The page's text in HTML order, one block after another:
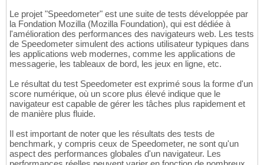
Le projet "Speedometer" est une suite de tests développée par
la Fondation Mozilla (Mozilla Foundation), qui est dédiée à
l'amélioration des performances des navigateurs web. Les tests
de Speedometer simulent des actions utilisateur typiques dans
les applications web modernes, comme les applications de
messagerie, les tableaux de bord, les jeux en ligne, etc.
Le résultat du test Speedometer est exprimé sous la forme d'un
score numérique, où un score plus élevé indique que le
navigateur est capable de gérer les tâches plus rapidement et
de manière plus fluide.
Il est important de noter que les résultats des tests de
benchmark, y compris ceux de Speedometer, ne sont qu'un
aspect des performances globales d'un navigateur. Les